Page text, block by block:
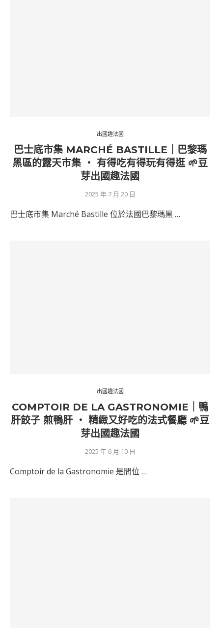
出國趣法國
巴士底市集 MARCHÉ BASTILLE｜巴黎瑪
黑區的露天市集 ‧ 有得吃有得玩有得逛 🌱豆
芽出國趣法國
2025 年 7 月 20 日
巴士底市集 Marché Bastille 位於法國巴黎瑪黑 …
出國趣法國
COMPTOIR DE LA GASTRONOMIE｜鴨
肝餃子 煎鴨肝 ‧ 精緻又好吃的法式餐廳 🌱豆
芽出國趣法國
2025 年 6 月 10 日
Comptoir de la Gastronomie 是間位 …